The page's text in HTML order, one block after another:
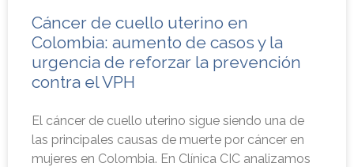
Cáncer de cuello uterino en
Colombia: aumento de casos y la
urgencia de reforzar la prevención
contra el VPH
El cáncer de cuello uterino sigue siendo una de
las principales causas de muerte por cáncer en
mujeres en Colombia. En Clínica CIC analizamos